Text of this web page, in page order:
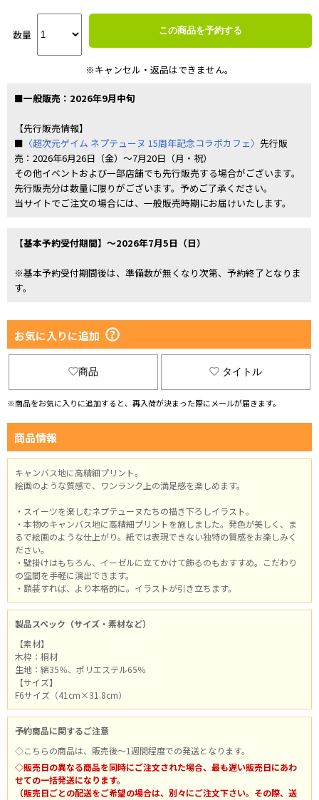
数量 この商品を予約する
※キャンセル・返品はできません。
■一般販売：2026年9月中旬
【先行販売情報】
■ 〈超次元ゲイム ネプテューヌ 15周年記念コラボカフェ〉 先行販
売：2026年6月26日（金）～7月20日（月・祝）
その他イベントおよび一部店舗でも先行販売する場合がございます。
先行販売分は数量に限りがございます。予めご了承ください。
当サイトでご注文の場合には、一般販売時期にお届けいたします。
【基本予約受付期間】～2026年7月5日（日）
※基本予約受付期間後は、準備数が無くなり次第、予約終了となりま
す。
お気に入りに追加
商品 タイトル
※商品をお気に入りに追加すると、再入荷が決まった際にメールが届きます。
商品情報
キャンバス地に高精細プリント。
絵画のような質感で、ワンランク上の満足感を楽しめます。
・スイーツを楽しむネプテューヌたちの描き下ろしイラスト。
・本物のキャンバス地に高精細プリントを施しました。発色が美しく、ま
るで絵画のような仕上がり。紙では表現できない独特の質感をお楽しみく
ださい。
・壁掛けはもちろん、イーゼルに立てかけて飾るのもおすすめ。こだわり
の空間を手軽に演出できます。
・額装すれば、より本格的に。イラストが引き立ちます。
製品スペック（サイズ・素材など）
【素材】
木枠：桐材
生地：綿35％、ポリエステル65％
【サイズ】
F6サイズ（41cm×31.8cm）
予約商品に関するご注意
◇こちらの商品は、販売後～1週間程度での発送となります。
◇販売日の異なる商品を同時にご注文された場合、最も遅い販売日にあわ
せての一括発送になります。
（販売日ごとの配送をご希望の場合は、別々にご注文下さい。その際、送